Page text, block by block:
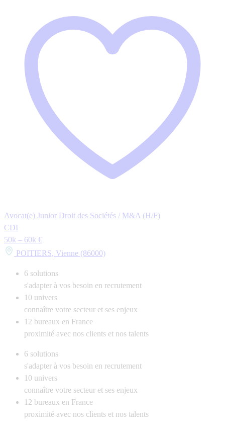
Avocat(e) Junior Droit des Sociétés / M&A (H/F)
CDI
50k – 60k €
POITIERS, Vienne (86000)
6 solutions
s'adapter à vos besoin en recrutement
10 univers
connaître votre secteur et ses enjeux
12 bureaux en France
proximité avec nos clients et nos talents
6 solutions
s'adapter à vos besoin en recrutement
10 univers
connaître votre secteur et ses enjeux
12 bureaux en France
proximité avec nos clients et nos talents